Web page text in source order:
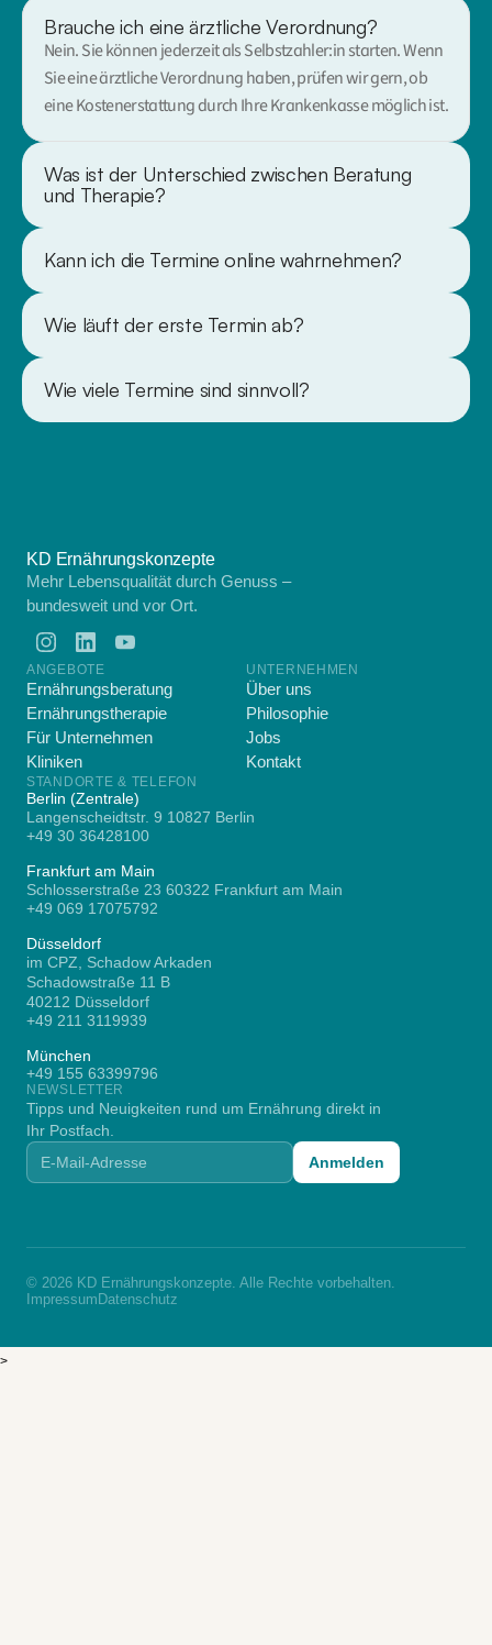
Brauche ich eine ärztliche Verordnung?
Nein. Sie können jederzeit als Selbstzahler:in starten. Wenn
Sie eine ärztliche Verordnung haben, prüfen wir gern, ob
eine Kostenerstattung durch Ihre Krankenkasse möglich ist.
Was ist der Unterschied zwischen Beratung
und Therapie?
Kann ich die Termine online wahrnehmen?
Wie läuft der erste Termin ab?
Wie viele Termine sind sinnvoll?
KD Ernährungskonzepte
Mehr Lebensqualität durch Genuss –
bundesweit und vor Ort.
ANGEBOTE
Ernährungsberatung
Ernährungstherapie
Für Unternehmen
Kliniken
UNTERNEHMEN
Über uns
Philosophie
Jobs
Kontakt
STANDORTE & TELEFON
Berlin (Zentrale)
Langenscheidtstr. 9 10827 Berlin
+49 30 36428100
Frankfurt am Main
Schlosserstraße 23 60322 Frankfurt am Main
+49 069 17075792
Düsseldorf
im CPZ, Schadow Arkaden
Schadowstraße 11 B
40212 Düsseldorf
+49 211 3119939
München
+49 155 63399796
NEWSLETTER
Tipps und Neuigkeiten rund um Ernährung direkt in
Ihr Postfach.
Anmelden
© 2026 KD Ernährungskonzepte. Alle Rechte vorbehalten.
Impressum Datenschutz
>